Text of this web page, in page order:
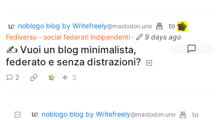
noblogo blog by Writefreely@mastodon.uno
to
Fediverso - social federati indipendenti · 9 days ago
✍️ Vuoi un blog minimalista,
federato e senza distrazioni?
2 3
noblogo blog by Writefreely@mastodon.uno
to